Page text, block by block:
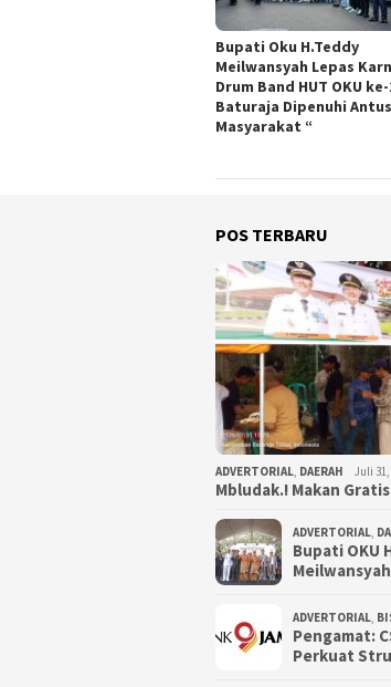
Bupati Oku H.Teddy
Meilwansyah Lepas
Drum Band HUT OKU
Baturaja Dipenuhi
Masyarakat “
POS TERBARU
ADVERTORIAL, DAERAH Juli 31,
Mbludak.! Makan
ADVERTORIAL,
Bupati OKU
ADVERTORIAL,
Pengamat:
Perkuat